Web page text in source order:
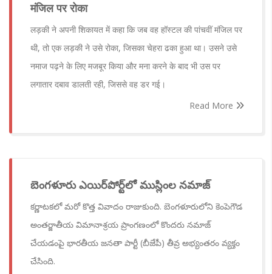
मंजिल पर रोका
लड़की ने अपनी शिकायत में कहा कि जब वह हॉस्टल की पांचवीं मंजिल पर
थी, तो एक लड़की ने उसे रोका, जिसका चेहरा ढका हुआ था। उसने उसे
नमाज पढ़ने के लिए मजबूर किया और मना करने के बाद भी उस पर
लगातार दबाव डालती रही, जिससे वह डर गई।
Read More
బెంగళూరు ఎయిర్‌పోర్ట్‌లో ముస్లింల నమాజ్
కర్ణాటకలో మరో కొత్త వివాదం రాజుకుంది. బెంగళూరులోని కెంపెగౌడ
అంతర్జాతీయ విమానాశ్రయ ప్రాంగణంలో కొందరు నమాజ్
చేయడంపై భారతీయ జనతా పార్టీ (బీజేపీ) తీవ్ర అభ్యంతరం వ్యక్తం
చేసింది.